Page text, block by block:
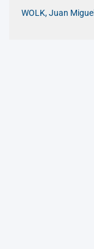
WOLK, Juan Miguel